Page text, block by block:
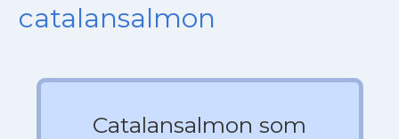
catalansalmon
Catalansalmon som